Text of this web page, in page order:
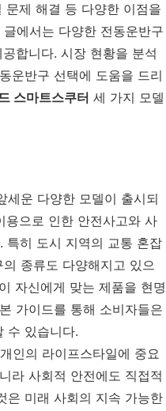
문제 해결 등 다양한 이점을
에서는 다양한 전동운반구
합니다. 시장 현황을 분석
운반구 선택에 도움을 드리
스마트스쿠터 세 가지 모델
세운 다양한 모델이 출시되
용으로 인한 안전사고와 사
특히 도시 지역의 교통 혼잡
종류도 다양해지고 있으
자신에게 맞는 제품을 현명
가이드를 통해 소비자들은
수 있습니다.
인의 라이프스타일에 중요
라 사회적 안전에도 직접적
은 미래 사회의 지속 가능한